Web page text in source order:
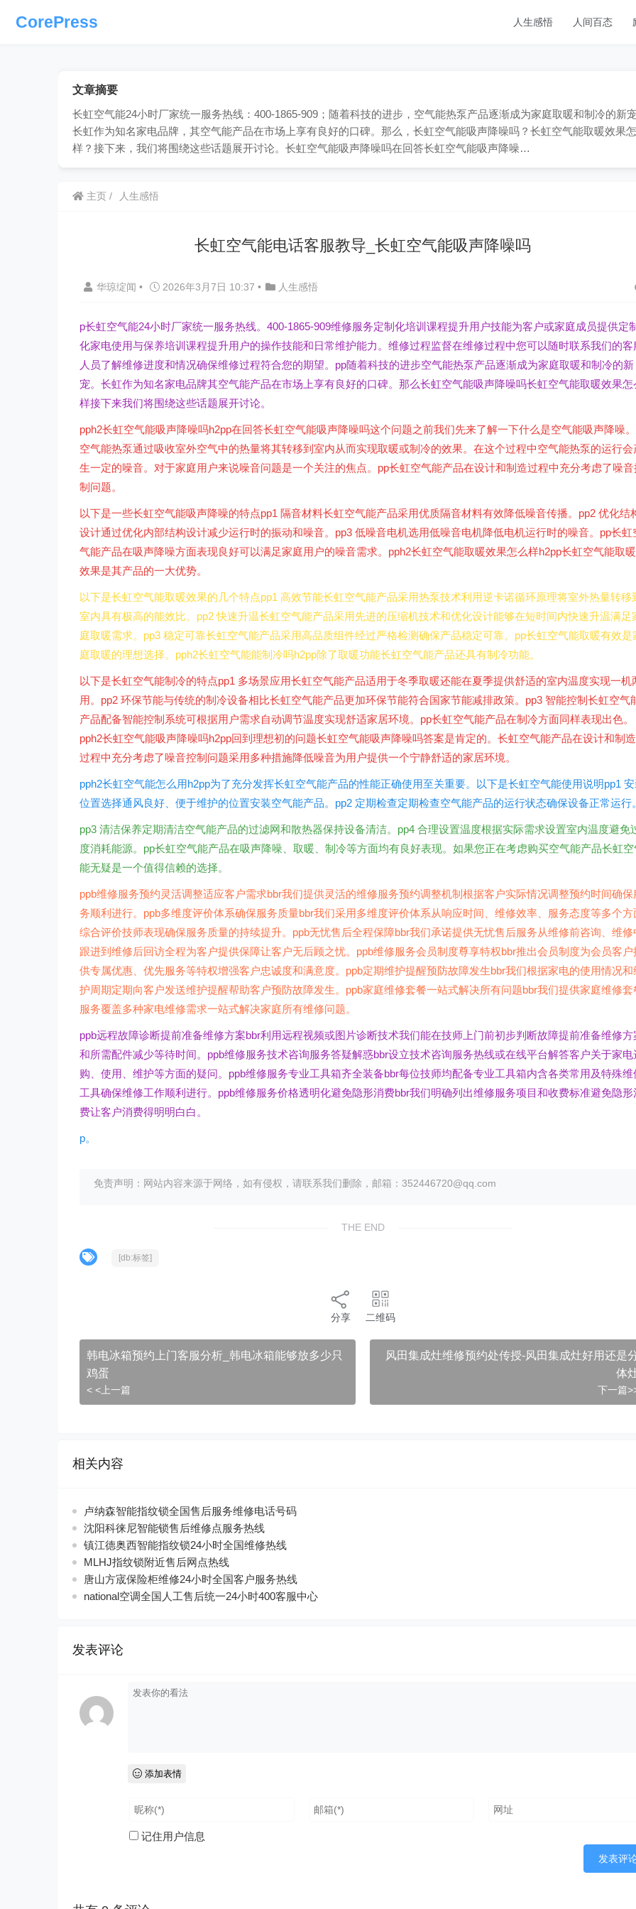
CorePress 人生感悟 人间百态
文章摘要
长虹空气能24小时厂家统一服务热线：400-1865-909；随着科技的进步，空气能热泵产品逐渐成为家庭取暖和制冷的新宠
长虹作为知名家电品牌，其空气能产品在市场上享有良好的口碑。那么，长虹空气能吸声降噪吗？长虹空气能取暖效果
样？接下来，我们将围绕这些话题展开讨论。长虹空气能吸声降噪吗在回答长虹空气能吸声降噪…
主页 人生感悟
长虹空气能电话客服教导_长虹空气能吸声降噪吗
华琼绽闻 • 2026年3月7日 10:37 • 人生感悟
p长虹空气能24小时厂家统一服务热线。400-1865-909维修服务定制化培训课程提升用户技能为客户或家庭成员提供定制
化家电使用与保养培训课程提升用户的操作技能和日常维护能力。维修过程监督在维修过程中您可以随时联系我们的客
人员了解维修进度和情况确保维修过程符合您的期望。pp随着科技的进步空气能热泵产品逐渐成为家庭取暖和制冷的新
宠。长虹作为知名家电品牌其空气能产品在市场上享有良好的口碑。那么长虹空气能吸声降噪吗长虹空气能取暖效果怎
样接下来我们将围绕这些话题展开讨论。
pph2长虹空气能吸声降噪吗h2pp在回答长虹空气能吸声降噪吗这个问题之前我们先来了解一下什么是空气能吸声降噪。
空气能热泵通过吸收室外空气中的热量将其转移到室内从而实现取暖或制冷的效果。在这个过程中空气能热泵的运行会
生一定的噪音。对于家庭用户来说噪音问题是一个关注的焦点。pp长虹空气能产品在设计和制造过程中充分考虑了噪音
制问题。
以下是一些长虹空气能吸声降噪的特点pp1 隔音材料长虹空气能产品采用优质隔音材料有效降低噪音传播。pp2 优化结
设计通过优化内部结构设计减少运行时的振动和噪音。pp3 低噪音电机选用低噪音电机降低电机运行时的噪音。pp长虹
气能产品在吸声降噪方面表现良好可以满足家庭用户的噪音需求。pph2长虹空气能取暖效果怎么样h2pp长虹空气能取暖
效果是其产品的一大优势。
以下是长虹空气能取暖效果的几个特点pp1 高效节能长虹空气能产品采用热泵技术利用逆卡诺循环原理将室外热量转移
室内具有极高的能效比。pp2 快速升温长虹空气能产品采用先进的压缩机技术和优化设计能够在短时间内快速升温满足
庭取暖需求。pp3 稳定可靠长虹空气能产品采用高品质组件经过严格检测确保产品稳定可靠。pp长虹空气能取暖有效是
庭取暖的理想选择。pph2长虹空气能能制冷吗h2pp除了取暖功能长虹空气能产品还具有制冷功能。
以下是长虹空气能制冷的特点pp1 多场景应用长虹空气能产品适用于冬季取暖还能在夏季提供舒适的室内温度实现一机
用。pp2 环保节能与传统的制冷设备相比长虹空气能产品更加环保节能符合国家节能减排政策。pp3 智能控制长虹空气
产品配备智能控制系统可根据用户需求自动调节温度实现舒适家居环境。pp长虹空气能产品在制冷方面同样表现出色。
pph2长虹空气能吸声降噪吗h2pp回到理想初的问题长虹空气能吸声降噪吗答案是肯定的。长虹空气能产品在设计和制造
过程中充分考虑了噪音控制问题采用多种措施降低噪音为用户提供一个宁静舒适的家居环境。
pph2长虹空气能怎么用h2pp为了充分发挥长虹空气能产品的性能正确使用至关重要。以下是长虹空气能使用说明pp1 安
位置选择通风良好、便于维护的位置安装空气能产品。pp2 定期检查定期检查空气能产品的运行状态确保设备正常运行。
pp3 清洁保养定期清洁空气能产品的过滤网和散热器保持设备清洁。pp4 合理设置温度根据实际需求设置室内温度避免
度消耗能源。pp长虹空气能产品在吸声降噪、取暖、制冷等方面均有良好表现。如果您正在考虑购买空气能产品长虹空
能无疑是一个值得信赖的选择。
ppb维修服务预约灵活调整适应客户需求bbr我们提供灵活的维修服务预约调整机制根据客户实际情况调整预约时间确保
务顺利进行。ppb多维度评价体系确保服务质量bbr我们采用多维度评价体系从响应时间、维修效率、服务态度等多个方
综合评价技师表现确保服务质量的持续提升。ppb无忧售后全程保障bbr我们承诺提供无忧售后服务从维修前咨询、维修
跟进到维修后回访全程为客户提供保障让客户无后顾之忧。ppb维修服务会员制度尊享特权bbr推出会员制度为会员客户
供专属优惠、优先服务等特权增强客户忠诚度和满意度。ppb定期维护提醒预防故障发生bbr我们根据家电的使用情况和
护周期定期向客户发送维护提醒帮助客户预防故障发生。ppb家庭维修套餐一站式解决所有问题bbr我们提供家庭维修套
服务覆盖多种家电维修需求一站式解决家庭所有维修问题。
ppb远程故障诊断提前准备维修方案bbr利用远程视频或图片诊断技术我们能在技师上门前初步判断故障提前准备维修方
和所需配件减少等待时间。ppb维修服务技术咨询服务答疑解惑bbr设立技术咨询服务热线或在线平台解答客户关于家电
购、使用、维护等方面的疑问。ppb维修服务专业工具箱齐全装备bbr每位技师均配备专业工具箱内含各类常用及特殊维
工具确保维修工作顺利进行。ppb维修服务价格透明化避免隐形消费bbr我们明确列出维修服务项目和收费标准避免隐形
费让客户消费得明明白白。
p。
免责声明：网站内容来源于网络，如有侵权，请联系我们删除，邮箱：352446720@qq.com
THE END
[db:标签]
分享 二维码
韩电冰箱预约上门客服分析_韩电冰箱能够放多少只
鸡蛋
< <上一篇
风田集成灶维修预约处传授-风田集成灶好用还是
体
下一篇
相关内容
卢纳森智能指纹锁全国售后服务维修电话号码
沈阳科徕尼智能锁售后维修点服务热线
镇江德奥西智能指纹锁24小时全国维修热线
MLHJ指纹锁附近售后网点热线
唐山方宬保险柜维修24小时全国客户服务热线
national空调全国人工售后统一24小时400客服中心
发表评论
添加表情
记住用户信息